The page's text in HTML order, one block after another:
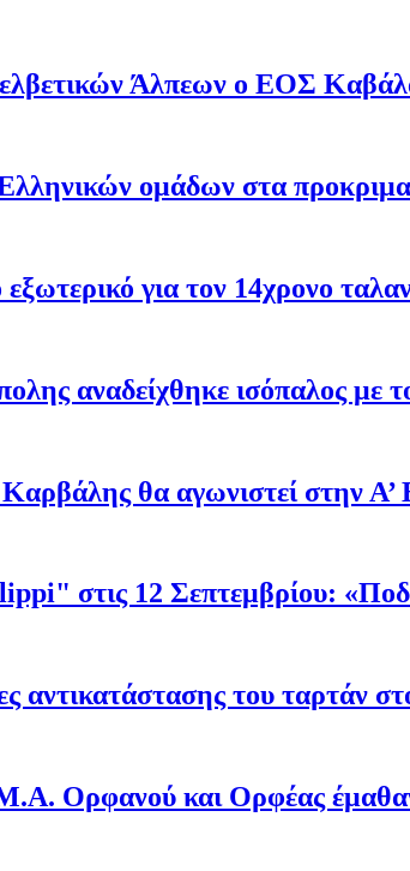
Άλπεων ο ΕΟΣ
ομάδων στα
εξωτερικό για τον 14χρονο
αναδείχθηκε ισόπαλος
Καρβάλης θα αγωνιστεί στην
στις 12 Σεπτεμβρίου:
αντικατάστασης του ταρτάν
Ορφανού και Ορφέας